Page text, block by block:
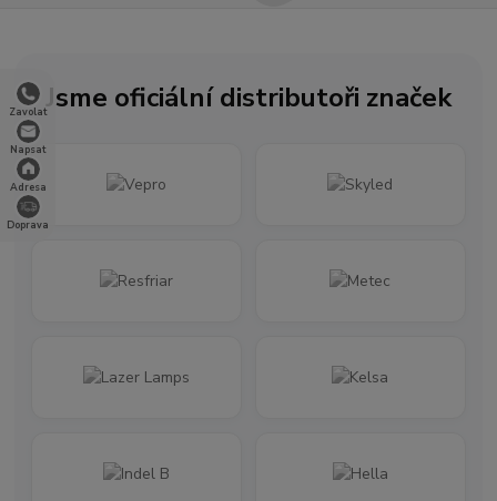
Zavolat
Napsat
Adresa
Doprava
Jsme oficiální distributoři značek